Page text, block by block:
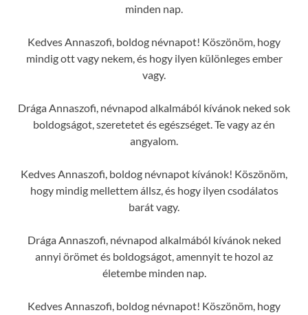
minden nap.
Kedves Annaszofi, boldog névnapot! Köszönöm, hogy
mindig ott vagy nekem, és hogy ilyen különleges ember
vagy.
Drága Annaszofi, névnapod alkalmából kívánok neked sok
boldogságot, szeretetet és egészséget. Te vagy az én
angyalom.
Kedves Annaszofi, boldog névnapot kívánok! Köszönöm,
hogy mindig mellettem állsz, és hogy ilyen csodálatos
barát vagy.
Drága Annaszofi, névnapod alkalmából kívánok neked
annyi örömet és boldogságot, amennyit te hozol az
életembe minden nap.
Kedves Annaszofi, boldog névnapot! Köszönöm, hogy